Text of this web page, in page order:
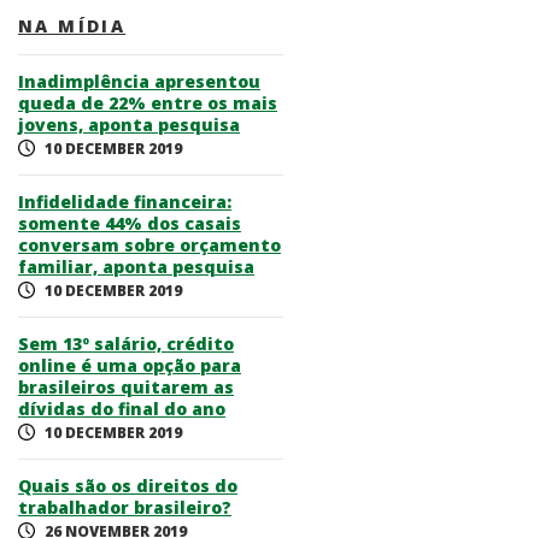
NA MÍDIA
Inadimplência apresentou
queda de 22% entre os mais
jovens, aponta pesquisa
10 DECEMBER 2019
Infidelidade financeira:
somente 44% dos casais
conversam sobre orçamento
familiar, aponta pesquisa
10 DECEMBER 2019
Sem 13º salário, crédito
online é uma opção para
brasileiros quitarem as
dívidas do final do ano
10 DECEMBER 2019
Quais são os direitos do
trabalhador brasileiro?
26 NOVEMBER 2019